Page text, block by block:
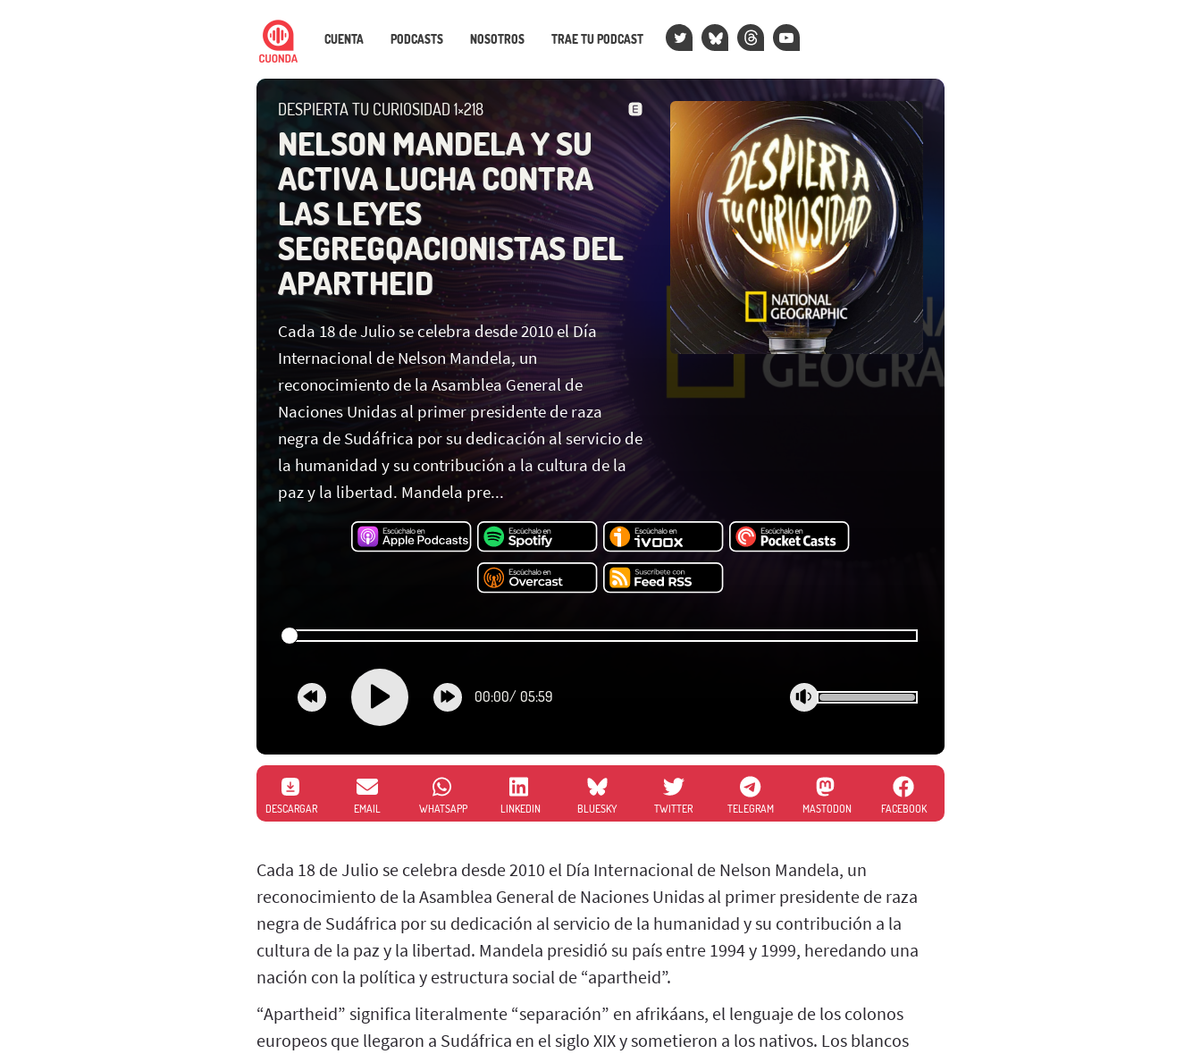
CUENTA PODCASTS NOSOTROS TRAE TU PODCAST
DESPIERTA TU CURIOSIDAD 1×218
NELSON MANDELA Y SU
ACTIVA LUCHA CONTRA
LAS LEYES
SEGREGQACIONISTAS DEL
APARTHEID
Cada 18 de Julio se celebra desde 2010 el Día
Internacional de Nelson Mandela, un
reconocimiento de la Asamblea General de
Naciones Unidas al primer presidente de raza
negra de Sudáfrica por su dedicación al servicio de
la humanidad y su contribución a la cultura de la
paz y la libertad. Mandela pre...
00:00/ 05:59
DESCARGAR EMAIL WHATSAPP LINKEDIN BLUESKY TWITTER TELEGRAM MASTODON FACEBOOK
Cada 18 de Julio se celebra desde 2010 el Día Internacional de Nelson Mandela, un
reconocimiento de la Asamblea General de Naciones Unidas al primer presidente de raza
negra de Sudáfrica por su dedicación al servicio de la humanidad y su contribución a la
cultura de la paz y la libertad. Mandela presidió su país entre 1994 y 1999, heredando una
nación con la política y estructura social de “apartheid”.
“Apartheid” significa literalmente “separación” en afrikáans, el lenguaje de los colonos
europeos que llegaron a Sudáfrica en el siglo XIX y sometieron a los nativos. Los blancos